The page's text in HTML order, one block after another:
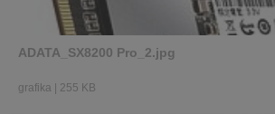
ADATA_SX8200 Pro_2.jpg
grafika | 255 KB